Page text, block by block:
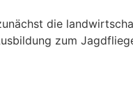
die
zum